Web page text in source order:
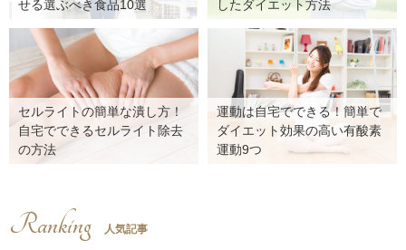
せる選ぶべき食品10選
したダイエット方法
セルライトの簡単な潰し方！
自宅でできるセルライト除去
の方法
運動は自宅でできる！簡単で
ダイエット効果の高い有酸素
運動9つ
Ranking 人気記事